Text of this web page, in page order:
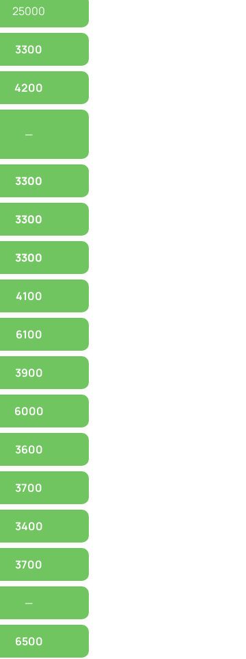
25000
3300
4200
—
3300
3300
3300
4100
6100
3900
6000
3600
3700
3400
3700
—
6500